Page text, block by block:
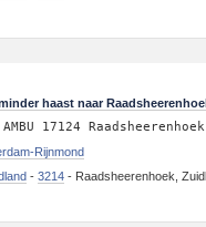
haast naar
17124
Rijnmond
-3214 - Raadsheerenhoek,